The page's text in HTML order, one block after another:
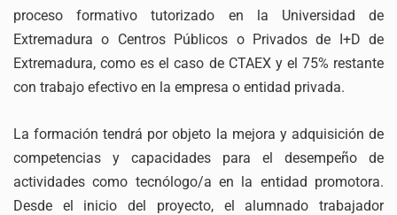
proceso formativo tutorizado en la Universidad de
Extremadura o Centros Públicos o Privados de I+D de
Extremadura, como es el caso de CTAEX y el 75% restante
con trabajo efectivo en la empresa o entidad privada.
La formación tendrá por objeto la mejora y adquisición de
competencias y capacidades para el desempeño de
actividades como tecnólogo/a en la entidad promotora.
Desde el inicio del proyecto, el alumnado trabajador